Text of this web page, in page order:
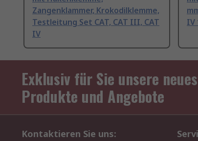
Zangenklammer, Krokodilklemme,
Testleitung Set CAT, CAT III, CAT
IV
IV
Exklusiv für Sie unsere
Produkte und Angebote
Kontaktieren Sie uns: